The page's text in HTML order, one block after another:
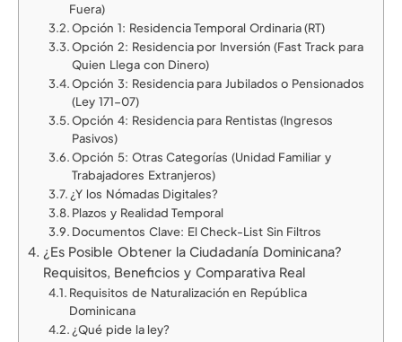
Fuera)
Opción 1: Residencia Temporal Ordinaria (RT)
Opción 2: Residencia por Inversión (Fast Track para
Quien Llega con Dinero)
Opción 3: Residencia para Jubilados o Pensionados
(Ley 171-07)
Opción 4: Residencia para Rentistas (Ingresos
Pasivos)
Opción 5: Otras Categorías (Unidad Familiar y
Trabajadores Extranjeros)
¿Y los Nómadas Digitales?
Plazos y Realidad Temporal
Documentos Clave: El Check-List Sin Filtros
¿Es Posible Obtener la Ciudadanía Dominicana?
Requisitos, Beneficios y Comparativa Real
Requisitos de Naturalización en República
Dominicana
¿Qué pide la ley?